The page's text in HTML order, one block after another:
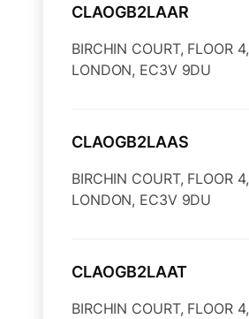
CLAOGB2LAAR
BIRCHIN COURT, FLOOR 4,
LONDON, EC3V 9DU
CLAOGB2LAAS
BIRCHIN COURT, FLOOR 4,
LONDON, EC3V 9DU
CLAOGB2LAAT
BIRCHIN COURT, FLOOR 4,